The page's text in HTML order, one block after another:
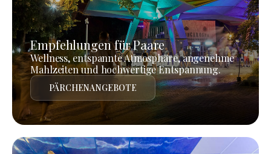
Empfehlungen für Paare
Wellness, entspannte Atmosphäre, angenehme
Mahlzeiten und hochwertige Entspannung.
PÄRCHENANGEBOTE